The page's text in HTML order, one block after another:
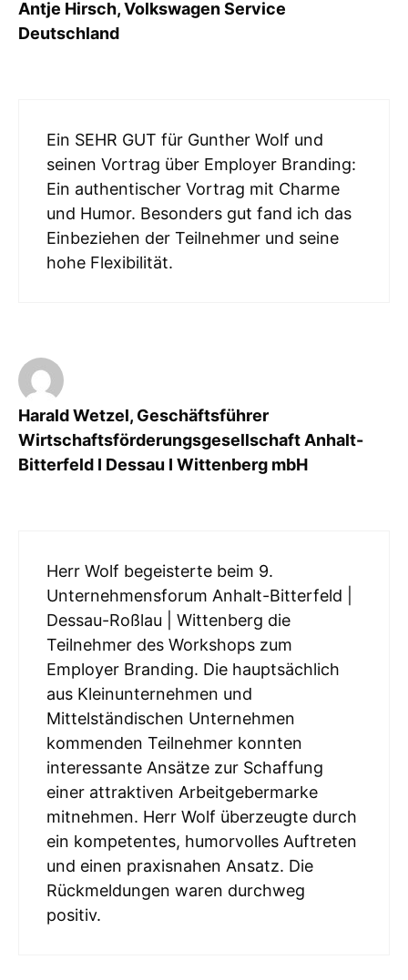
Antje Hirsch, Volkswagen Service
Deutschland
Ein SEHR GUT für Gunther Wolf und
seinen Vortrag über Employer Branding:
Ein authentischer Vortrag mit Charme
und Humor. Besonders gut fand ich das
Einbeziehen der Teilnehmer und seine
hohe Flexibilität.
Harald Wetzel, Geschäftsführer
Wirtschaftsförderungsgesellschaft Anhalt-
Bitterfeld I Dessau I Wittenberg mbH
Herr Wolf begeisterte beim 9.
Unternehmensforum Anhalt-Bitterfeld |
Dessau-Roßlau | Wittenberg die
Teilnehmer des Workshops zum
Employer Branding. Die hauptsächlich
aus Kleinunternehmen und
Mittelständischen Unternehmen
kommenden Teilnehmer konnten
interessante Ansätze zur Schaffung
einer attraktiven Arbeitgebermarke
mitnehmen. Herr Wolf überzeugte durch
ein kompetentes, humorvolles Auftreten
und einen praxisnahen Ansatz. Die
Rückmeldungen waren durchweg
positiv.